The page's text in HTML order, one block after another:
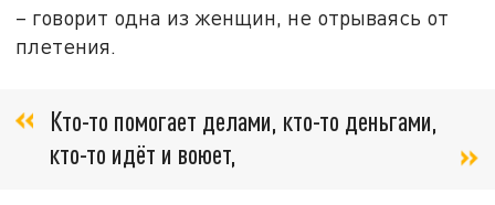
– говорит одна из женщин, не отрываясь от
плетения.
Кто-то помогает делами, кто-то деньгами,
кто-то идёт и воюет,